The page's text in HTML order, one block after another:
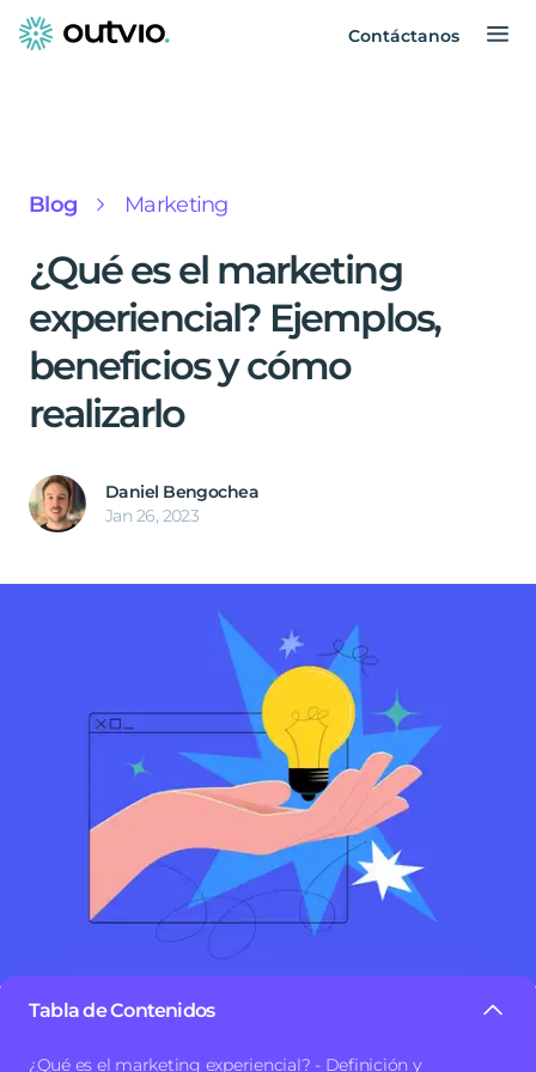
Contáctanos
Blog Marketing
¿Qué es el marketing
experiencial? Ejemplos,
beneficios y cómo
realizarlo
Daniel Bengochea
Jan 26, 2023
Tabla de Contenidos
¿Qué es el marketing experiencial? - Definición y
¿Sabías que el marketing experiencial es una de las